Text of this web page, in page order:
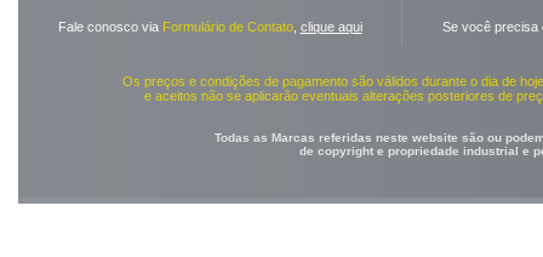
Fale conosco via Formulário de Contato, clique aqui Se você precisa
Os preços e condições de pagamento são válidos durante o dia de
e aceitos não se aplicarão eventuais alterações posteriores de
Todas as Marcas referidas neste website são ou
de copyright e propriedade industrial e